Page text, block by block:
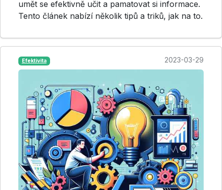
umět se efektivně učit a pamatovat si informace.
Tento článek nabízí několik tipů a triků, jak na to.
Efektivita 2023-03-29